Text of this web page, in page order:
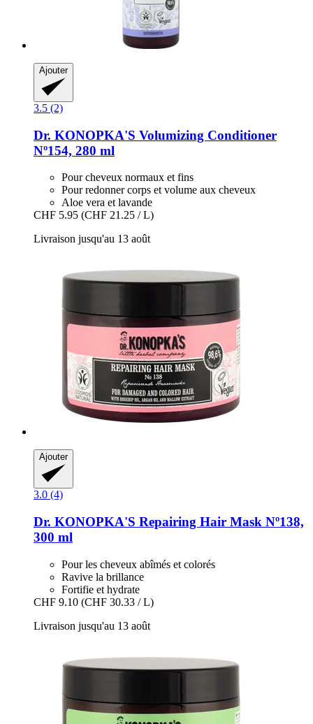
Ajouter
3.5 (2)
Dr. KONOPKA'S Volumizing Conditioner
Nº154, 280 ml
Pour cheveux normaux et fins
Pour redonner corps et volume aux cheveux
Aloe vera et lavande
CHF 5.95 (CHF 21.25 / L)
Livraison jusqu'au 13 août
Ajouter
3.0 (4)
Dr. KONOPKA'S Repairing Hair Mask Nº138,
300 ml
Pour les cheveux abîmés et colorés
Ravive la brillance
Fortifie et hydrate
CHF 9.10 (CHF 30.33 / L)
Livraison jusqu'au 13 août